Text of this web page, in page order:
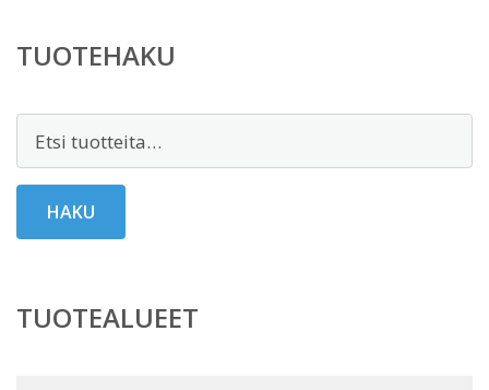
TUOTEHAKU
HAKU
TUOTEALUEET